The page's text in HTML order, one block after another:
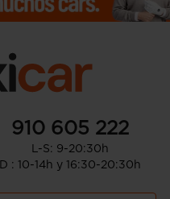
910 605 222
L-S: 9-20:30h
D : 10-14h y 16:30-20:30h